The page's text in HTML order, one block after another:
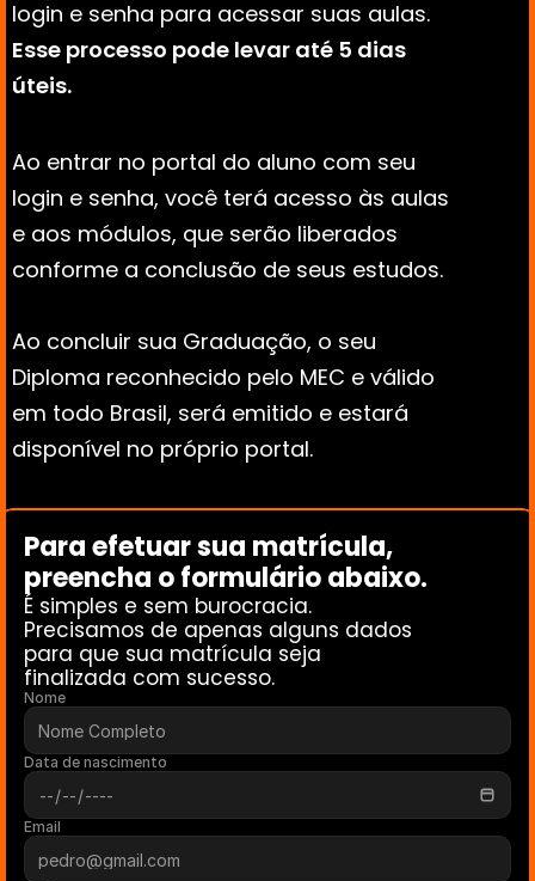
Esse processo pode levar até 5 dias
úteis.
Ao entrar no portal do aluno com seu
login e senha, você terá acesso às aulas
e aos módulos, que serão liberados
conforme a conclusão de seus estudos.
Ao concluir sua Graduação, o seu
Diploma reconhecido pelo MEC e válido
em todo Brasil, será emitido e estará
disponível no próprio portal.
Para efetuar sua matrícula,
preencha o formulário abaixo.
É simples e sem burocracia.
Precisamos de apenas alguns dados
para que sua matrícula seja
finalizada com sucesso.
Nome
Data de nascimento
Email